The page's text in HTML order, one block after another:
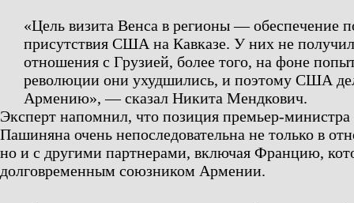
«Цель визита Венса в регионы — обеспечение
присутствия США на Кавказе. У них не
отношения с Грузией, более того, на фоне
революции они ухудшились, и поэтому США
Армению», — сказал Никита Мендкович.
Эксперт напомнил, что позиция премьер-
Пашиняна очень непоследовательна не только в
но и с другими партнерами, включая Францию,
долговременным союзником Армении.